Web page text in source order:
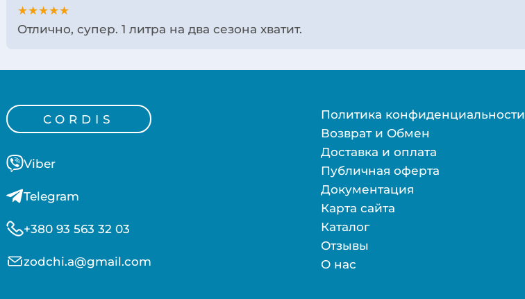
★★★★★
Отлично, супер. 1 литра на два сезона хватит.
CORDIS
Viber
Telegram
+380 93 563 32 03
zodchi.a@gmail.com
Политика конфиденциальности
Возврат и Обмен
Доставка и оплата
Публичная оферта
Документация
Карта сайта
Каталог
Отзывы
О нас